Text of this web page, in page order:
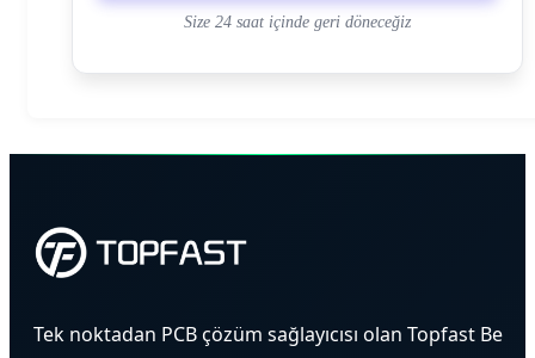
Size 24 saat içinde geri döneceğiz
Tek noktadan PCB çözüm sağlayıcısı olan Topfast Be